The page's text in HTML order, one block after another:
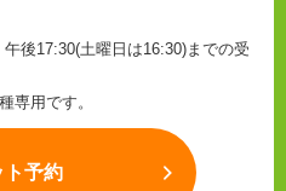
後17:30(土曜日は16:30)までの受
専用です。
ト予約